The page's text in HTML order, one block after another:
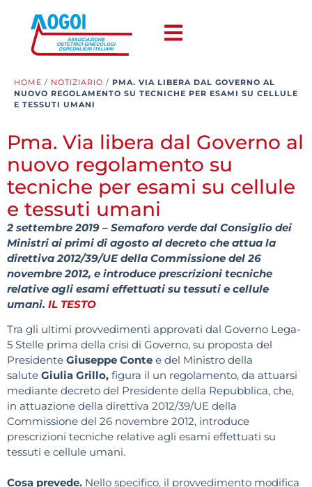
HOME / NOTIZIARIO / PMA. VIA LIBERA DAL GOVERNO AL
NUOVO REGOLAMENTO SU TECNICHE PER ESAMI SU CELLULE
E TESSUTI UMANI
Pma. Via libera dal Governo al
nuovo regolamento su
tecniche per esami su cellule
e tessuti umani
2 settembre 2019 – Semaforo verde dal Consiglio dei
Ministri ai primi di agosto al decreto che attua la
direttiva 2012/39/UE della Commissione del 26
novembre 2012, e introduce prescrizioni tecniche
relative agli esami effettuati su tessuti e cellule
umani. IL TESTO
Tra gli ultimi provvedimenti approvati dal Governo Lega-
5 Stelle prima della crisi di Governo, su proposta del
Presidente Giuseppe Conte e del Ministro della
salute Giulia Grillo, figura il un regolamento, da attuarsi
mediante decreto del Presidente della Repubblica, che,
in attuazione della direttiva 2012/39/UE della
Commissione del 26 novembre 2012, introduce
prescrizioni tecniche relative agli esami effettuati su
tessuti e cellule umani.
Cosa prevede. Nello specifico, il provvedimento modifica